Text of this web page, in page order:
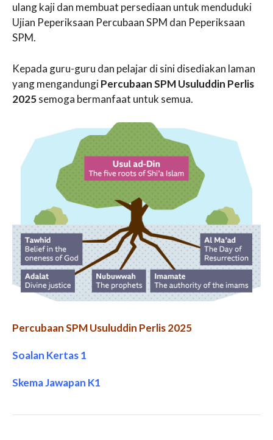
ulang kaji dan membuat persediaan untuk menduduki
Ujian Peperiksaan Percubaan SPM dan Peperiksaan
SPM.
Kepada guru-guru dan pelajar di sini disediakan laman
yang mengandungiPercubaan SPM Usuluddin Perlis
2025semoga bermanfaat untuk semua.
Percubaan SPM Usuluddin Perlis 2025
Soalan Kertas 1
Skema Jawapan K1